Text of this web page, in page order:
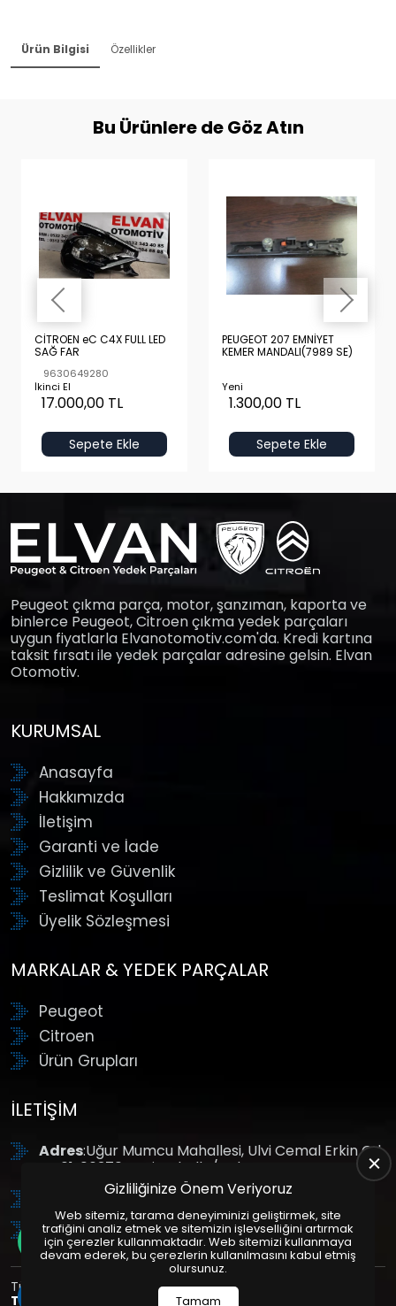
Ürün Bilgisi Özellikler
Bu Ürünlere de Göz Atın
CİTROEN eC C4X FULL LED
SAĞ FAR
9630649280
İkinci El
17.000,00 TL
Sepete Ekle
PEUGEOT 207 EMNİYET
KEMER MANDALI(7989 SE)
Yeni
1.300,00 TL
Sepete Ekle
Peugeot çıkma parça, motor, şanzıman, kaporta ve
binlerce Peugeot, Citroen çıkma yedek parçaları
uygun fiyatlarla Elvanotomotiv.com'da. Kredi kartına
taksit fırsatı ile yedek parçalar adresine gelsin. Elvan
Otomotiv.
KURUMSAL
Anasayfa
Hakkımızda
İletişim
Garanti ve İade
Gizlilik ve Güvenlik
Teslimat Koşulları
Üyelik Sözleşmesi
MARKALAR & YEDEK PARÇALAR
Peugeot
Citroen
Ürün Grupları
İLETIŞIM
Adres:Uğur Mumcu Mahallesi, Ulvi Cemal Erkin Cd.
No:61, 06370 Yenimahalle/Ankara
: +90 (312) 354 8888
GSM: +90 (532) 343 4085
Tüm Hakları Saklıdır. | Bu site Us Yazılım
Tasarım
Paketleri ile Hazırlanmıştır. © 2025
Gizliliğinize Önem Veriyoruz
Web sitemiz, tarama deneyiminizi geliştirmek, site
trafiğini analiz etmek ve sitemizin işlevselliğini artırmak
için çerezler kullanmaktadır. Web sitemizi kullanmaya
devam ederek, bu çerezlerin kullanılmasını kabul etmiş
olursunuz.
Tamam